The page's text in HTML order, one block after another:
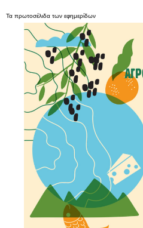
Τα πρωτοσέλιδα των εφημερίδων